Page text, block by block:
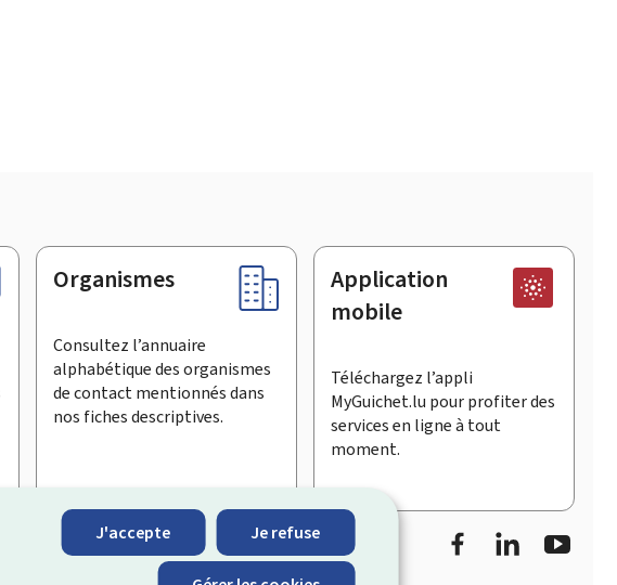
J'accepte Je refuse
Organismes
Consultez l’annuaire
alphabétique des organismes
de contact mentionnés dans
nos fiches descriptives.
Application
mobile
Téléchargez l’appli
MyGuichet.lu pour profiter des
services en ligne à tout
moment.
FacebookLinkedIn